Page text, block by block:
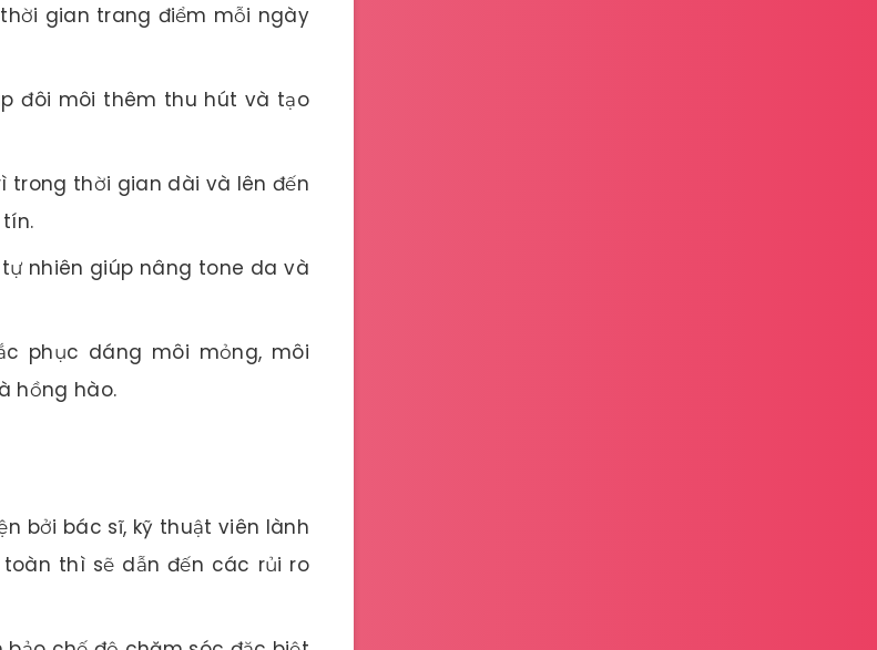
gian trang điểm mỗi ngày
đôi môi thêm thu hút và tạo
trong thời gian dài và lên đến
nhiên giúp nâng tone da và
phục dáng môi mỏng, môi
hồng hào.
bởi bác sĩ, kỹ thuật viên lành
thì sẽ dẫn đến các rủi ro